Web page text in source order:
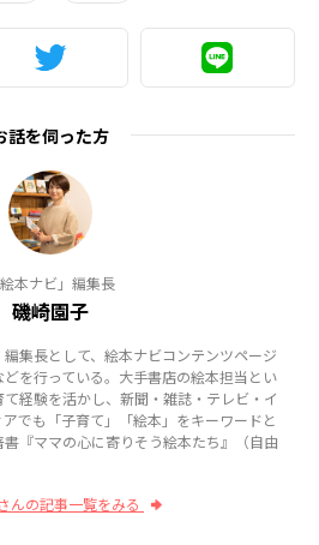
話を伺った方
絵本ナビ」編集長
磯崎園子
集長として、絵本ナビコンテンツページ
を行っている。大手書店の絵本担当とい
経験を活かし、新聞・雑誌・テレビ・イ
でも「子育て」「絵本」をキーワードと
『ママの心に寄りそう絵本たち』（自由
んの記事一覧をみる